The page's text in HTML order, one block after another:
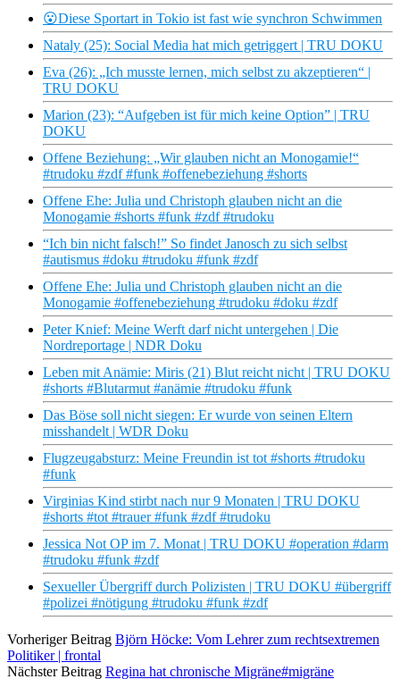
😮Diese Sportart in Tokio ist fast wie synchron Schwimmen
Nataly (25): Social Media hat mich getriggert | TRU DOKU
Eva (26): „Ich musste lernen, mich selbst zu akzeptieren“ |
TRU DOKU
Marion (23): “Aufgeben ist für mich keine Option” | TRU
DOKU
Offene Beziehung: „Wir glauben nicht an Monogamie!“
#trudoku #zdf #funk #offenebeziehung #shorts
Offene Ehe: Julia und Christoph glauben nicht an die
Monogamie #shorts #funk #zdf #trudoku
“Ich bin nicht falsch!” So findet Janosch zu sich selbst
#autismus #doku #trudoku #funk #zdf
Offene Ehe: Julia und Christoph glauben nicht an die
Monogamie #offenebeziehung #trudoku #doku #zdf
Peter Knief: Meine Werft darf nicht untergehen | Die
Nordreportage | NDR Doku
Leben mit Anämie: Miris (21) Blut reicht nicht | TRU DOKU
#shorts #Blutarmut #anämie #trudoku #funk
Das Böse soll nicht siegen: Er wurde von seinen Eltern
misshandelt | WDR Doku
Flugzeugabsturz: Meine Freundin ist tot #shorts #trudoku
#funk
Virginias Kind stirbt nach nur 9 Monaten | TRU DOKU
#shorts #tot #trauer #funk #zdf #trudoku
Jessica Not OP im 7. Monat | TRU DOKU #operation #darm
#trudoku #funk #zdf
Sexueller Übergriff durch Polizisten | TRU DOKU #übergriff
#polizei #nötigung #trudoku #funk #zdf
Vorheriger Beitrag Björn Höcke: Vom Lehrer zum rechtsextremen
Politiker | frontal
Nächster Beitrag Regina hat chronische Migräne#migräne